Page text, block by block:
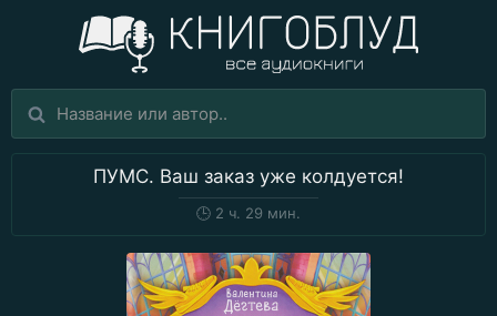
ПУМС. Ваш заказ уже колдуется!
🕒 2 ч. 29 мин.